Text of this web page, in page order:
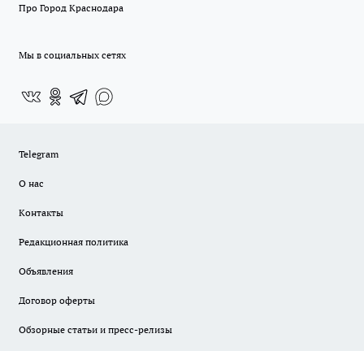
Про Город Краснодара
Мы в социальных сетях
Telegram
О нас
Контакты
Редакционная политика
Объявления
Договор оферты
Обзорные статьи и пресс-релизы